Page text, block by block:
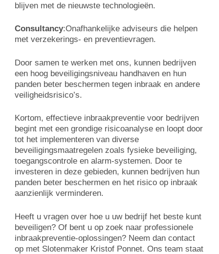
blijven met de nieuwste technologieën.
Consultancy:Onafhankelijke adviseurs die helpen
met verzekerings- en preventievragen.
Door samen te werken met ons, kunnen bedrijven
een hoog beveiligingsniveau handhaven en hun
panden beter beschermen tegen inbraak en andere
veiligheidsrisico’s.
Kortom, effectieve inbraakpreventie voor bedrijven
begint met een grondige risicoanalyse en loopt door
tot het implementeren van diverse
beveiligingsmaatregelen zoals fysieke beveiliging,
toegangscontrole en alarm-systemen. Door te
investeren in deze gebieden, kunnen bedrijven hun
panden beter beschermen en het risico op inbraak
aanzienlijk verminderen.
Heeft u vragen over hoe u uw bedrijf het beste kunt
beveiligen? Of bent u op zoek naar professionele
inbraakpreventie-oplossingen? Neem dan contact
op met Slotenmaker Kristof Ponnet. Ons team staat